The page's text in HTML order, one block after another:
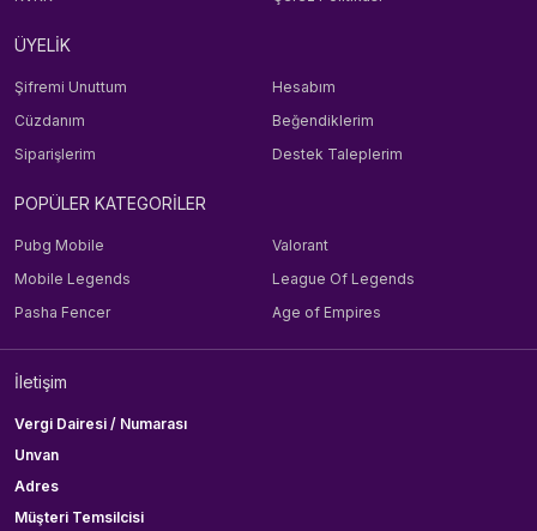
ÜYELİK
Şifremi Unuttum
Hesabım
Cüzdanım
Beğendiklerim
Siparişlerim
Destek Taleplerim
POPÜLER KATEGORİLER
Pubg Mobile
Valorant
Mobile Legends
League Of Legends
Pasha Fencer
Age of Empires
İletişim
Vergi Dairesi / Numarası
Unvan
Adres
Müşteri Temsilcisi